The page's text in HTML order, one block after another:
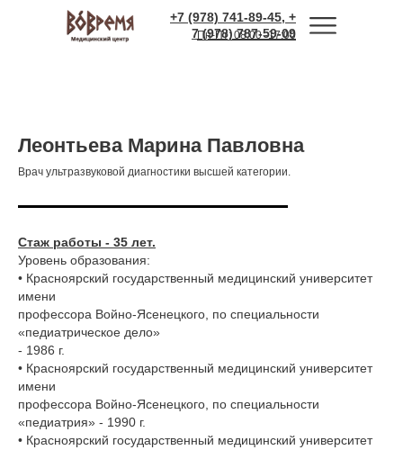
+7 (978) 741-89-45, +
7 (978) 787-59-09
Пн-Пт: 08:00 -17:00
Леонтьева Марина Павловна
Врач ультразвуковой диагностики высшей категории.
Стаж работы - 35 лет.
Уровень образования:
• Красноярский государственный медицинский университет
имени
профессора Войно-Ясенецкого, по специальности
«педиатрическое дело»
- 1986 г.
• Красноярский государственный медицинский университет
имени
профессора Войно-Ясенецкого, по специальности
«педиатрия» - 1990 г.
• Красноярский государственный медицинский университет